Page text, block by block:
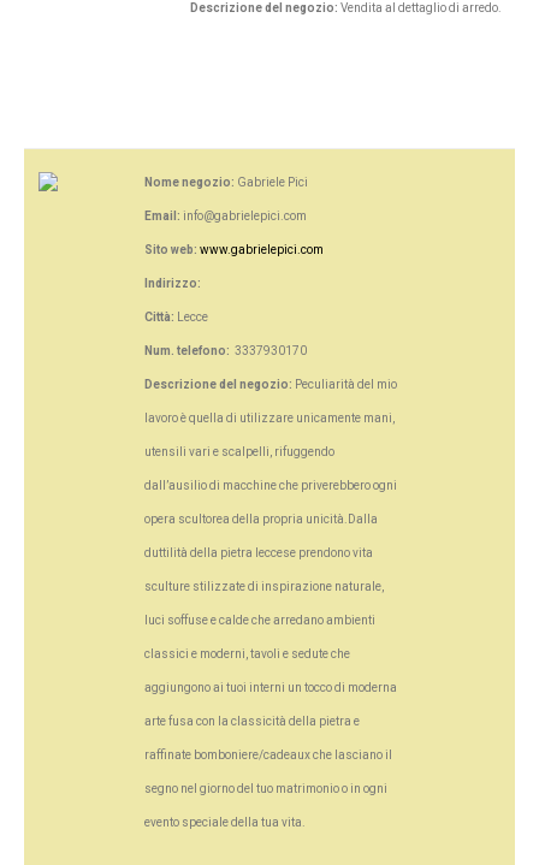
Descrizione del negozio: Vendita al dettaglio di arredo.
Nome negozio: Gabriele Pici
Email: info@gabrielepici.com
Sito web: www.gabrielepici.com
Indirizzo:
Città: Lecce
Num. telefono: 3337930170
Descrizione del negozio: Peculiarità del mio
lavoro è quella di utilizzare unicamente mani,
utensili vari e scalpelli, rifuggendo
dall’ausilio di macchine che priverebbero ogni
opera scultorea della propria unicità.Dalla
duttilità della pietra leccese prendono vita
sculture stilizzate di inspirazione naturale,
luci soffuse e calde che arredano ambienti
classici e moderni, tavoli e sedute che
aggiungono ai tuoi interni un tocco di moderna
arte fusa con la classicità della pietra e
raffinate bomboniere/cadeaux che lasciano il
segno nel giorno del tuo matrimonio o in ogni
evento speciale della tua vita.